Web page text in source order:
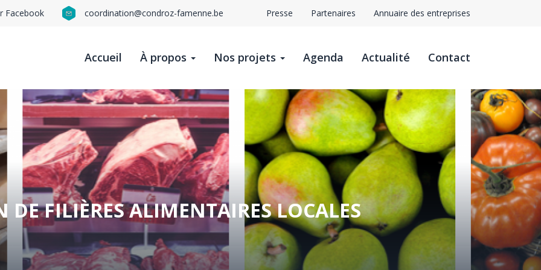
Facebook coordination@condroz-famenne.be
top
bar
Presse Partenaires Annuaire des entreprises
Accueil À propos Nos projets Agenda Actualité Contact
DE FILIÈRES ALIMENTAIRES LOCALES